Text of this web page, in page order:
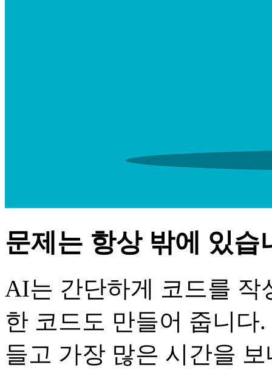
문제는 항상 밖에 있습
AI는 간단하게 코드를 작
한 코드도 만들어 줍니다
들고 가장 많은 시간을